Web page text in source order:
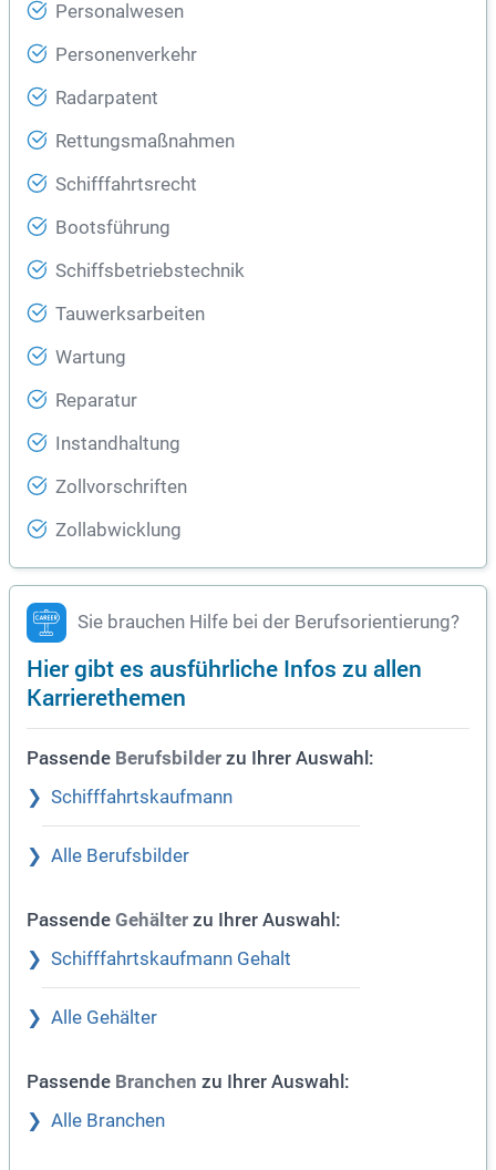
Personalwesen
Personenverkehr
Radarpatent
Rettungsmaßnahmen
Schifffahrtsrecht
Bootsführung
Schiffsbetriebstechnik
Tauwerksarbeiten
Wartung
Reparatur
Instandhaltung
Zollvorschriften
Zollabwicklung
Sie brauchen Hilfe bei der Berufsorientierung?
Hier gibt es ausführliche Infos zu allen
Karrierethemen
Passende Berufsbilder zu Ihrer Auswahl:
Schifffahrtskaufmann
Alle Berufsbilder
Passende Gehälter zu Ihrer Auswahl:
Schifffahrtskaufmann Gehalt
Alle Gehälter
Passende Branchen zu Ihrer Auswahl:
Alle Branchen